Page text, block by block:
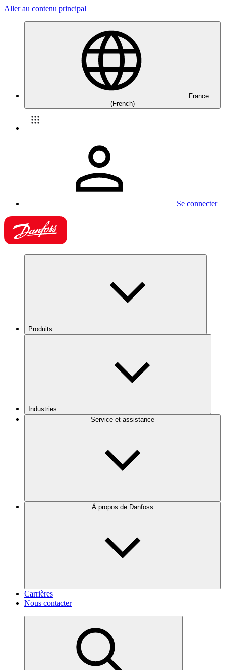
Aller au contenu principal
France
(French)
Se connecter
Produits
Industries
Service et assistance
À propos de Danfoss
Carrières
Nous contacter